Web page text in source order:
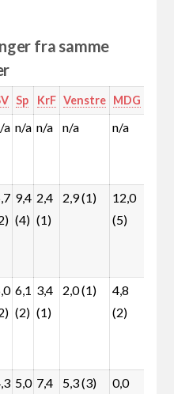
fra samme
Sp KrF Venstre MDG
a n/a n/a n/a n/a
9,4
(4)
2,4
(1)
2,9 (1)
12,0
(5)
6,1
(2)
3,4
(1)
2,0 (1)
4,8
(2)
5,0 7,4
5,3 (3)
0,0